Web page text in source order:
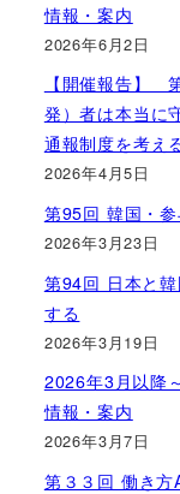
情報・案内
2026年6月2日
【開催報告】
発）者は本当に
通報制度を考え
2026年4月5日
第95回 韓国・
2026年3月23日
第94回 日本と
する
2026年3月19日
2026年3月以降
情報・案内
2026年3月7日
第３３回 働き